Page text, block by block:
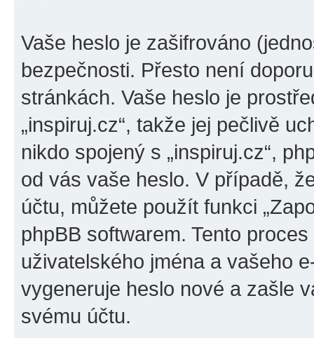
Vaše heslo je zašifrováno
bezpečnosti. Přesto není
stránkách. Vaše heslo je
„inspiruj.cz“, takže jej pečlivě
nikdo spojený s „inspiruj.cz“,
od vás vaše heslo. V případě,
účtu, můžete použít funkci
phpBB softwarem. Tento
uživatelského jména a vašeho
vygeneruje heslo nové a zašle
svému účtu.